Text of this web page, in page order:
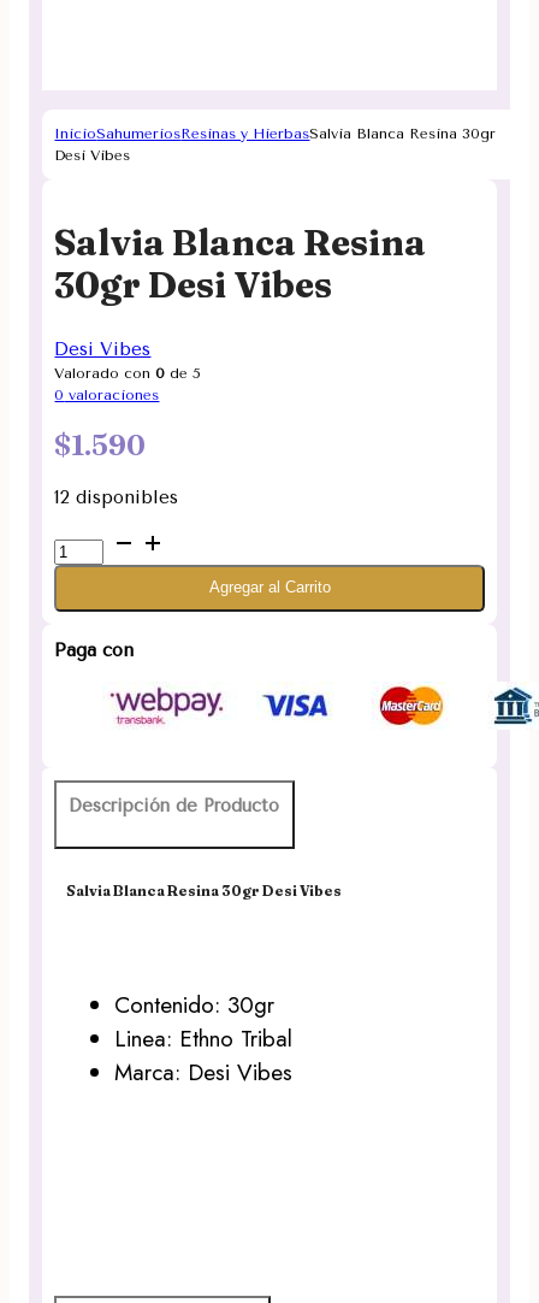
InicioSahumeriosResinas y HierbasSalvia Blanca Resina 30gr
Desi Vibes
Salvia Blanca Resina
30gr Desi Vibes
Desi Vibes
Valorado con0 de 5
0 valoraciones
$1.590
12 disponibles
Salvia
Blanca
Desi
cantidad
Agregar al Carrito
Paga con
Descripción de Producto
Salvia Blanca Resina 30gr Desi Vibes
Contenido: 30gr
Linea: Ethno Tribal
Marca: Desi Vibes